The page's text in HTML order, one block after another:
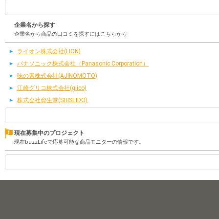
企業名から探す
企業名から商品の口コミを探すにはこちらから
ライオン株式会社(LION)
パナソニック株式会社（Panasonic Corporation）
味の素株式会社(AJINOMOTO)
江崎グリコ株式会社(glico)
株式会社資生堂(SHISEIDO)
現在募集中のプロジェクト
現在buzzLifeで応募可能な商品モニターの情報です。